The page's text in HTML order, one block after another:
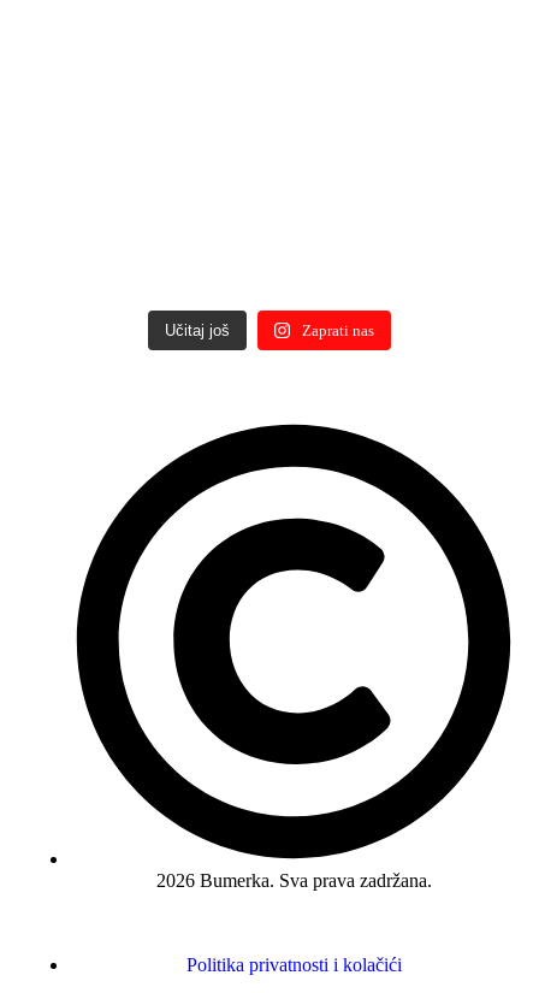
Učitaj još Zaprati nas
2026 Bumerka. Sva prava zadržana.
Politika privatnosti i kolačići